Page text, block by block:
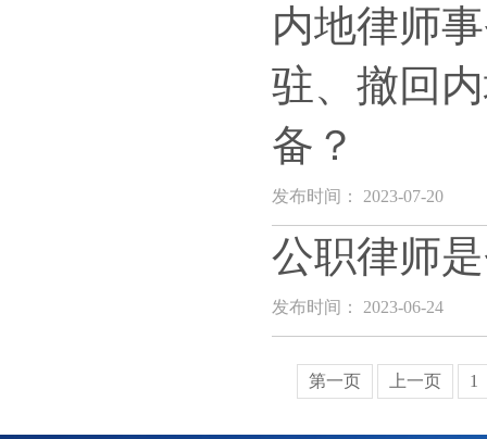
内地律师
驻、撤回
备？
发布时间： 2023-07-20
公职律师
发布时间： 2023-06-24
第一页 上一页 1